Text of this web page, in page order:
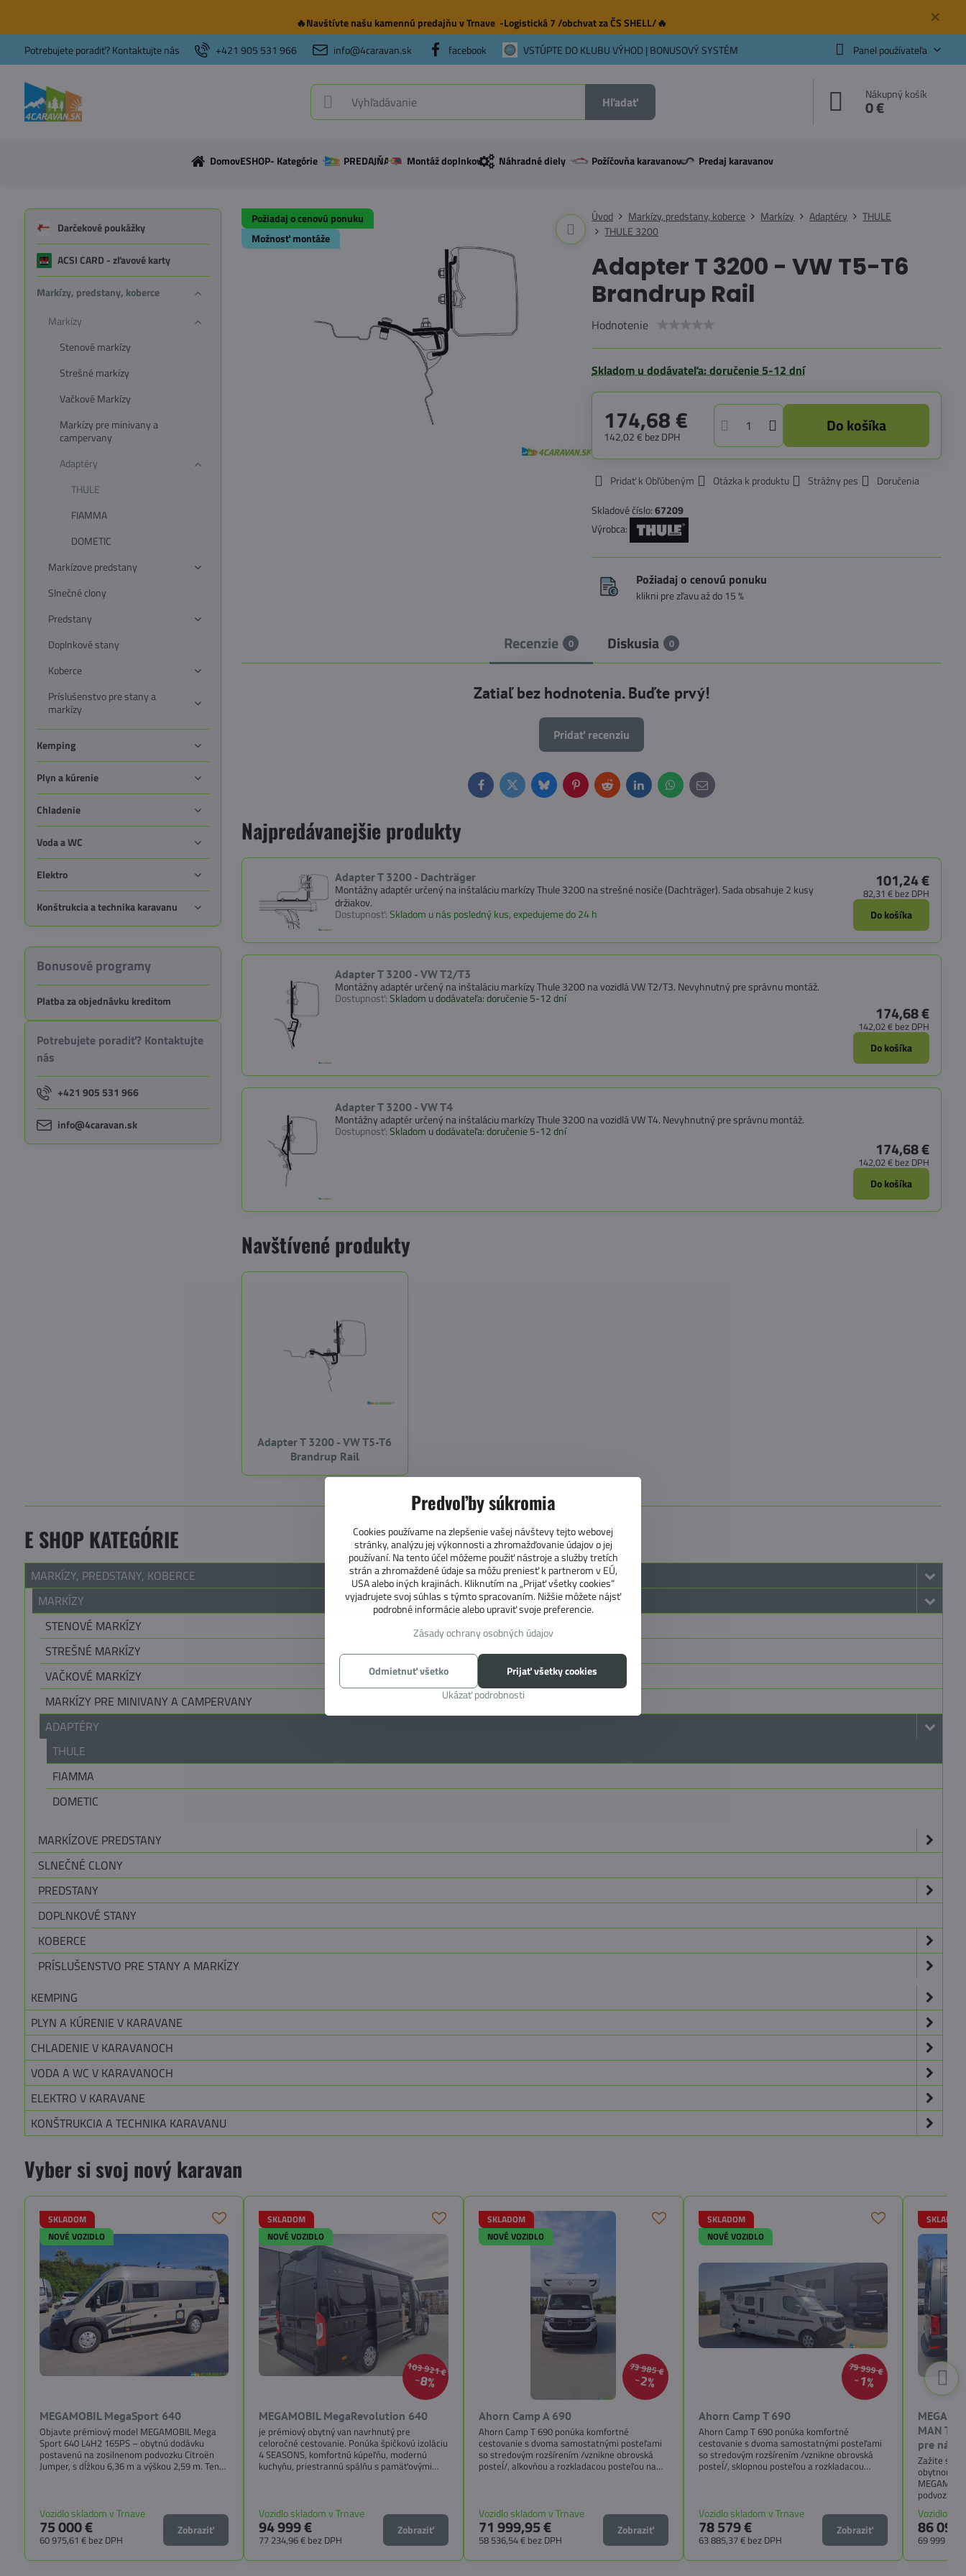
✕
🔥Navštívte našu kamennú predajňuv Trnave -Logistická 7 /obchvat za ČS SHELL/🔥
Potrebujete poradiť? Kontaktujte nás
+421 905 531 966 info@4caravan.sk facebook VSTÚPTE DO KLUBU VÝHOD | BONUSOVÝ SYSTÉM Panel používateľa
Hľadať Nákupný košík
0 €
DomovESHOP- Kategórie PREDAJŇA Montáž doplnkov Náhradné diely Požíčovňa karavanov Predaj karavanov
Požiadaj o cenovú ponuku
Možnosť montáže
Úvod Markízy, predstany, koberce Markízy Adaptéry
THULE
THULE 3200
Adapter T 3200 - VW T5-T6
Brandrup Rail
Hodnotenie
Skladom u dodávateľa: doručenie 5-12 dní
174,68 €
142,02 € bez DPH
Do košíka
Pridať k Obľúbeným Otázka k produktu Strážny pes
Doručenia
Skladové číslo:67209
Výrobca:
Požiadaj o cenovú ponuku
klikni pre zľavu až do 15 %
Recenzie 0 Diskusia 0
Zatiaľ bez hodnotenia. Buďte prvý!
Pridať recenziu
FacebookTwitterBlueskyPinterestRedditLinkedInWhatsApp
E-
mail
Najpredávanejšie produkty
Adapter T 3200 - Dachträger
Montážny adaptér určený na inštaláciu markízy Thule 3200 na strešné nosiče (Dachträger). Sada obsahuje 2 kusy
držiakov.
Dostupnosť:Skladom u nás posledný kus, expedujeme do 24 h
101,24 €
82,31 € bez DPH
Do košíka
Adapter T 3200 - VW T2/T3
Montážny adaptér určený na inštaláciu markízy Thule 3200 na vozidlá VW T2/T3. Nevyhnutný pre správnu montáž.
Dostupnosť:Skladom u dodávateľa: doručenie 5-12 dní
174,68 €
142,02 € bez DPH
Do košíka
Adapter T 3200 - VW T4
Montážny adaptér určený na inštaláciu markízy Thule 3200 na vozidlá VW T4. Nevyhnutný pre správnu montáž.
Dostupnosť:Skladom u dodávateľa: doručenie 5-12 dní
174,68 €
142,02 € bez DPH
Do košíka
Navštívené produkty
Adapter T 3200 - VW T5-T6
Brandrup Rail
Darčekové poukážky
ACSI CARD - zľavové karty
Markízy, predstany, koberce
Markízy
Stenové markízy
Strešné markízy
Vačkové Markízy
Markízy pre minivany a
campervany
Adaptéry
THULE
FIAMMA
DOMETIC
Markízove predstany
Slnečné clony
Predstany
Doplnkové stany
Koberce
Príslušenstvo pre stany a
markízy
Kemping
Plyn a kúrenie
Chladenie
Voda a WC
Elektro
Konštrukcia a technika karavanu
Bonusové programy
Platba za objednávku kreditom
Potrebujete poradiť? Kontaktujte
nás
+421 905 531 966
info@4caravan.sk
E SHOP KATEGÓRIE
MARKÍZY, PREDSTANY, KOBERCE
MARKÍZY
STENOVÉ MARKÍZY
STREŠNÉ MARKÍZY
VAČKOVÉ MARKÍZY
MARKÍZY PRE MINIVANY A CAMPERVANY
ADAPTÉRY
THULE
FIAMMA
DOMETIC
MARKÍZOVE PREDSTANY
SLNEČNÉ CLONY
PREDSTANY
DOPLNKOVÉ STANY
KOBERCE
PRÍSLUŠENSTVO PRE STANY A MARKÍZY
KEMPING
PLYN A KÚRENIE V KARAVANE
CHLADENIE V KARAVANOCH
VODA A WC V KARAVANOCH
ELEKTRO V KARAVANE
KONŠTRUKCIA A TECHNIKA KARAVANU
Vyber si svoj nový karavan
SKLADOM
NOVÉ VOZIDLO
MEGAMOBIL MegaSport 640
Objavte prémiový model MEGAMOBIL Mega
Sport 640 L4H2 165PS – obytnú dodávku
postavenú na zosilnenom podvozku Citroën
Jumper, s dĺžkou 6,36 m a výškou 2,59 m. Tento
lôžko.
Vozidlo skladom v Trnave
75 000 €
60 975,61 € bez DPH
Zobraziť
103 921 €
8%
SKLADOM
NOVÉ VOZIDLO
MEGAMOBIL MegaRevolution 640
je prémiový obytný van navrhnutý pre
celoročné cestovanie. Ponúka špičkovú izoláciu
4 SEASONS, komfortnú kúpeľňu, modernú
kuchyňu, priestrannú spálňu s pamäťovými
pohodlie a technologické inovácie. Ideálna
voľba pre tých, ktorí hľadajú luxus, funkčnosť a
slobodu na cestách.
Vozidlo skladom v Trnave
94 999 €
77 234,96 € bez DPH
Zobraziť
73 985 €
2%
SKLADOM
NOVÉ VOZIDLO
Ahorn Camp A 690
Ahorn Camp T 690 ponúka komfortné
cestovanie s dvoma samostatnými posteľami
so stredovým rozšírením /vznikne obrovská
posteĺ/, alkovňou a rozkladacou posteľou na
jazdu aj spanie.
Vozidlo skladom v Trnave
71 999,95 €
58 536,54 € bez DPH
Zobraziť
79 999 €
1%
SKLADOM
NOVÉ VOZIDLO
Ahorn Camp T 690
Ahorn Camp T 690 ponúka komfortné
cestovanie s dvoma samostatnými posteľami
so stredovým rozšírením /vznikne obrovská
posteĺ/, sklopnou posteľou a rozkladacou
cestovanie. 4 miesta na jazdu aj spanie.
Vozidlo skladom v Trnave
78 579 €
63 885,37 € bez DPH
Zobraziť
SKLADOM
MAN
pre
Zažite
obytnom
podvozku
navrhnutý
a
Vozidlo
86
69 999 €
Predvoľby súkromia
Cookies používame na zlepšenie vašej návštevy tejto webovej
stránky, analýzu jej výkonnosti a zhromažďovanie údajov o jej
používaní. Na tento účel môžeme použiť nástroje a služby tretích
strán a zhromaždené údaje sa môžu preniesť k partnerom v EÚ,
USA alebo iných krajinách. Kliknutím na „Prijať všetky cookies“
vyjadrujete svoj súhlas s týmto spracovaním. Nižšie môžete nájsť
podrobné informácie alebo upraviť svoje preferencie.
Zásady ochrany osobných údajov
Ukázať podrobnosti
Prijať všetky cookies
Odmietnuť všetko